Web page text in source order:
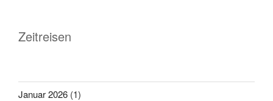
Zeitreisen
Januar 2026 (1)